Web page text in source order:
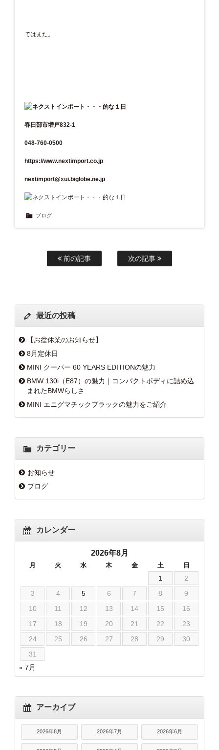
ではまた。
春日部市増戸832-1
048-760-0500
https://www.nextimport.co.jp
nextimport@xui.biglobe.ne.jp
ブログ
前の記事 次の記事
最近の投稿
【お盆休業のお知らせ】
8月定休日
MINI クーパー 60 YEARS EDITIONの魅力
BMW 130i（E87）の魅力｜コンパクトボディに詰め込
まれたBMWらしさ
MINI エニグマチックブラックの魅力をご紹介
カテゴリー
お知らせ
ブログ
カレンダー
2026年8月
月 火 水 木 金 土 日
1
2
3
4 5 6 7 8
9
10
11 12 13 14 15
16
17
18 19 20 21 22
23
24
25 26 27 28 29
30
31
« 7月
アーカイブ
2026年8月 2026年7月 2026年6月